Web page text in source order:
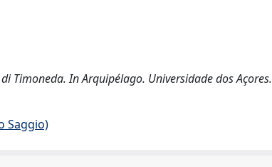
Timoneda. In Arquipélago. Universidade dos Açores.
Saggio)